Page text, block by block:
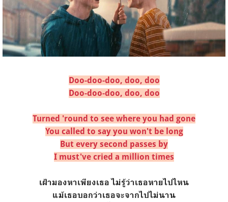
Doo-doo-doo, doo, doo
Doo-doo-doo, doo, doo
Turned 'round to see where you had gone
You called to say you won't be long
But every second passes by
I must've cried a million times
เฝ้ามองหาเพียงเธอ ไม่รู้ว่าเธอหายไปไหน
แม้เธอบอกว่าเธอจะจากไปไม่นาน